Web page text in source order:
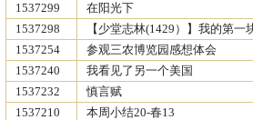
1537299
在阳光下
1537298
【少堂志林(1429）】我的第
1537254
参观三农博览园感想体会
1537240
我看见了另一个美国
1537232
慎言赋
1537210
本周小结20-春13